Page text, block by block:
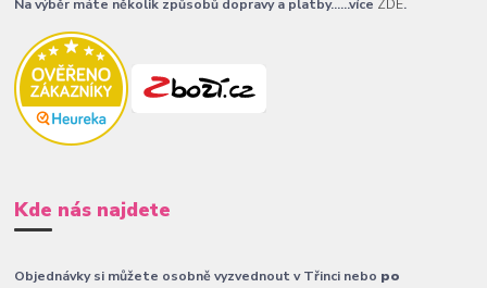
Na výběr máte několik způsobů dopravy a platby......více ZDE.
Kde nás najdete
Objednávky si můžete osobně vyzvednout v Třinci nebo po